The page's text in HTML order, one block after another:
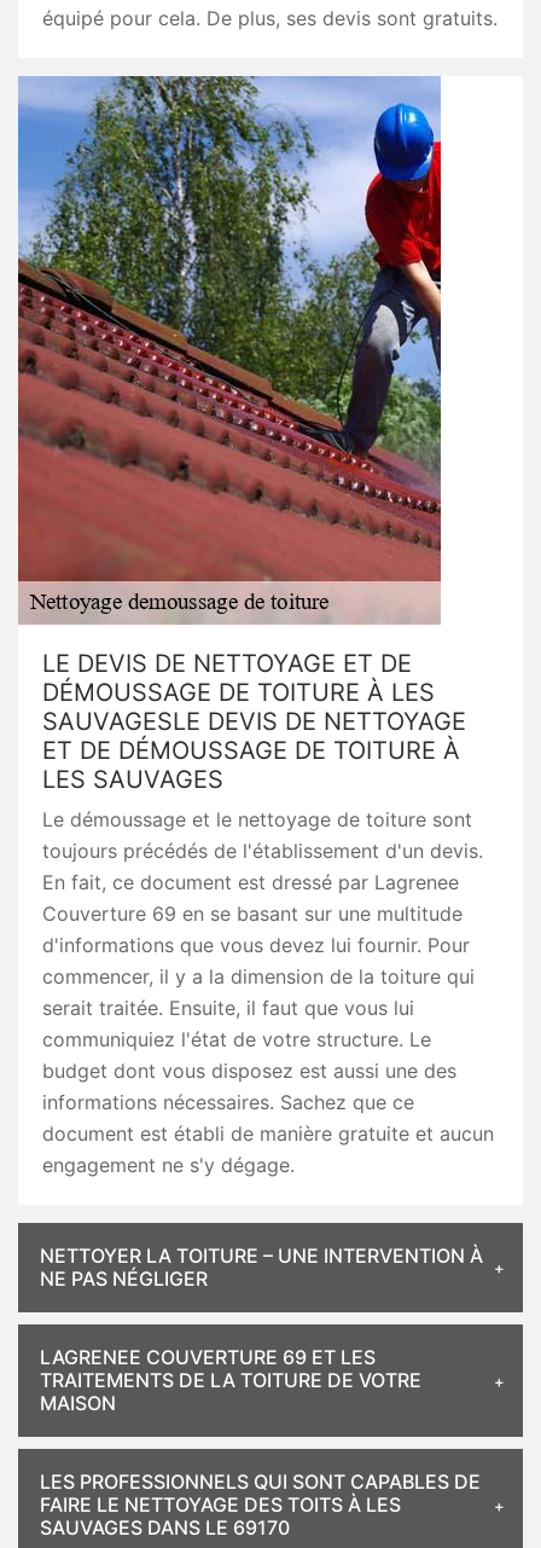
équipé pour cela. De plus, ses devis sont gratuits.
LE DEVIS DE NETTOYAGE ET DE
DÉMOUSSAGE DE TOITURE À LES
SAUVAGESLE DEVIS DE NETTOYAGE
ET DE DÉMOUSSAGE DE TOITURE À
LES SAUVAGES
Le démoussage et le nettoyage de toiture sont
toujours précédés de l'établissement d'un devis.
En fait, ce document est dressé par Lagrenee
Couverture 69 en se basant sur une multitude
d'informations que vous devez lui fournir. Pour
commencer, il y a la dimension de la toiture qui
serait traitée. Ensuite, il faut que vous lui
communiquiez l'état de votre structure. Le
budget dont vous disposez est aussi une des
informations nécessaires. Sachez que ce
document est établi de manière gratuite et aucun
engagement ne s'y dégage.
NETTOYER LA TOITURE – UNE INTERVENTION À
NE PAS NÉGLIGER
LAGRENEE COUVERTURE 69 ET LES
TRAITEMENTS DE LA TOITURE DE VOTRE
MAISON
LES PROFESSIONNELS QUI SONT CAPABLES DE
FAIRE LE NETTOYAGE DES TOITS À LES
SAUVAGES DANS LE 69170